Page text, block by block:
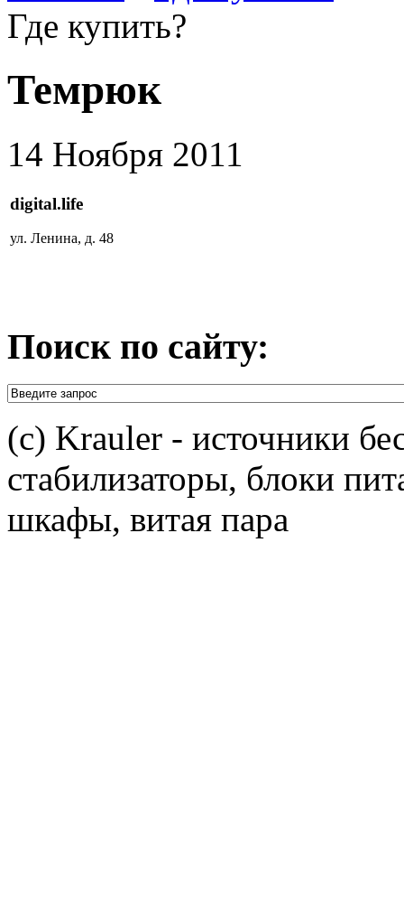
Где купить?
Темрюк
14 Ноября 2011
digital.life
ул. Ленина, д. 48
Поиск по сайту:
(c) Krauler - источники
стабилизаторы, блоки
шкафы, витая пара